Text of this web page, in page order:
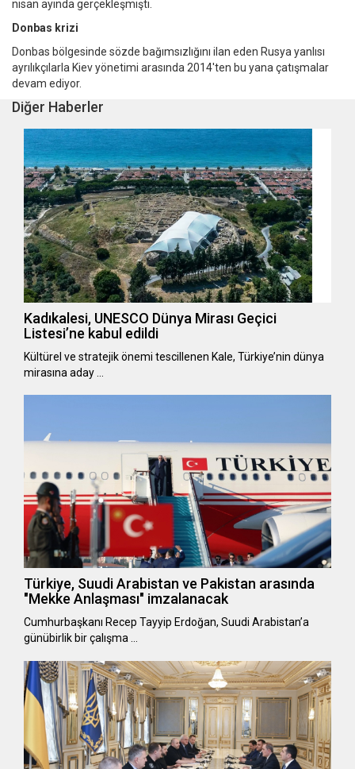
nisan ayında gerçekleşmişti.
Donbas krizi
Donbas bölgesinde sözde bağımsızlığını ilan eden Rusya yanlısı
ayrılıkçılarla Kiev yönetimi arasında 2014'ten bu yana çatışmalar
devam ediyor.
Diğer Haberler
Kadıkalesi, UNESCO Dünya Mirası Geçici
Listesi’ne kabul edildi
Kültürel ve stratejik önemi tescillenen Kale, Türkiye’nin dünya
mirasına aday …
Türkiye, Suudi Arabistan ve Pakistan arasında
"Mekke Anlaşması" imzalanacak
Cumhurbaşkanı Recep Tayyip Erdoğan, Suudi Arabistan’a
günübirlik bir çalışma …